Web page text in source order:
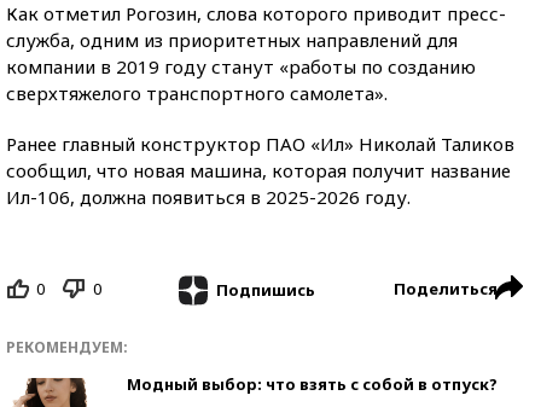
Как отметил Рогозин, слова которого приводит пресс-
служба, одним из приоритетных направлений для
компании в 2019 году станут «работы по созданию
сверхтяжелого транспортного самолета».
Ранее главный конструктор ПАО «Ил» Николай Таликов
сообщил, что новая машина, которая получит название
Ил-106, должна появиться в 2025-2026 году.
0 0 Подпишись Поделиться
РЕКОМЕНДУЕМ:
Модный выбор: что взять с собой в отпуск?